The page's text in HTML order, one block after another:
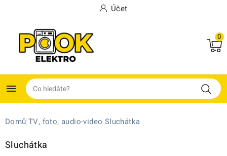
Účet
0

Domů TV, foto, audio-video Sluchátka
Sluchátka